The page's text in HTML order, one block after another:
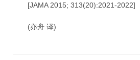
[JAMA 2015; 313(20):2021-2022]
(亦舟 译)